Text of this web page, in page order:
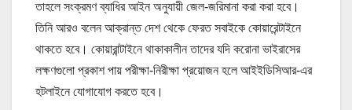
তাহলে সংক্রমণ ব্যাধির আইন অনুযায়ী জেল-জরিমানা করা করা হবে।
তিনি আরও বলেন আক্রান্ত দেশ থেকে ফেরত সবাইকে কোয়ারেন্টাইনে
থাকতে হবে। কোয়ারান্টাইনে থাকাকালীন তাদের যদি করোনা ভাইরাসের
লক্ষণগুলো প্রকাশ পায় পরীক্ষা-নিরীক্ষা প্রয়োজন হলে আইইডিসিআর-এর
হটলাইনে যোগাযোগ করতে হবে।